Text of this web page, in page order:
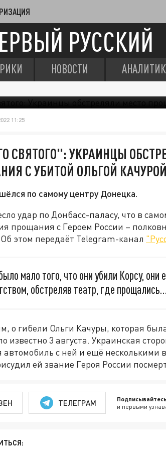
РУССКИЙ
НОВОСТИ
11:25
СВЯТОГО": УКРАИНЦЫ
С УБИТОЙ ОЛЬГОЙ КАЧУРОЙ
по самому центру Донецка.
удар по Донбасс-паласу, что в
прощания с Героем России –
этом передаёт Telegram-канал
мало того, что они убили Корсу,
обстреляв театр, где
о гибели Ольги Качуры, которая
известно 3 августа. Украинская
автомобиль с ней и ещё
ей звание Героя России
ТЕЛЕГРАМ и первыми